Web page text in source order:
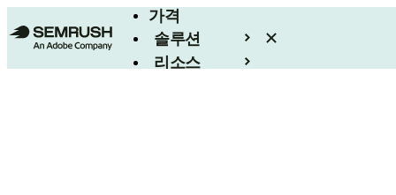
가격
솔루션
리소스